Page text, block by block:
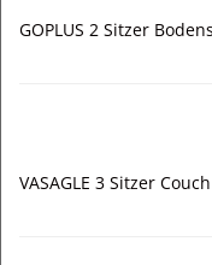
GOPLUS 2 Sitzer
VASAGLE 3 Sitzer